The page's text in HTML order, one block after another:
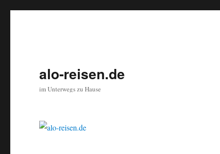
alo-reisen.de
im Unterwegs zu Hause